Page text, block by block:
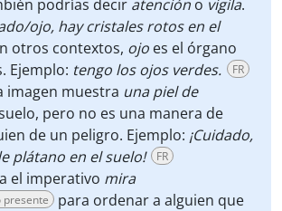
podrías decir atención o vigila.
ojo, hay cristales rotos en el
otros contextos, ojo es el órgano
Ejemplo: tengo los ojos verdes. FR
imagen muestra una piel de
pero no es una manera de
de un peligro. Ejemplo: ¡Cuidado,
plátano en el suelo!
FR
el imperativo mira
para ordenar a alguien que